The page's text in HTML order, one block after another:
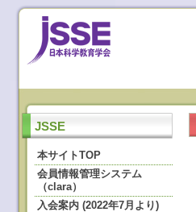
JSSE
本サイトTOP
会員情報管理システム
（clara）
入会案内 (2022年7月より)